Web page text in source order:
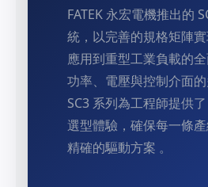
FATEK 永宏電機推出的
統，以完善的規格矩陣
應用到重型工業負載的
功率、電壓與控制介面的
SC3 系列為工程師提供
選型體驗，確保每一條
精確的驅動方案 。